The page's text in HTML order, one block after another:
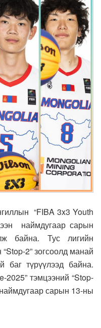
“FIBA 3x3 Youth
наймдугаар сарын
байна. Тус лигийн
2” зогсоолд манай
баг түрүүлээд байна.
2025” тэмцээний “Stop-
сарын 13-ны